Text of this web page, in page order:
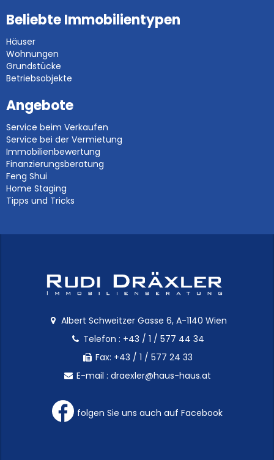
Beliebte Immobilientypen
Häuser
Wohnungen
Grundstücke
Betriebsobjekte
Angebote
Service beim Verkaufen
Service bei der Vermietung
Immobilienbewertung
Finanzierungsberatung
Feng Shui
Home Staging
Tipps und Tricks
Albert Schweitzer Gasse 6, A-1140 Wien
Telefon : +43 / 1 / 577 44 34
Fax: +43 / 1 / 577 24 33
E-mail : draexler@haus-haus.at
folgen Sie uns auch auf Facebook